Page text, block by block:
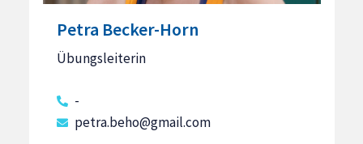
Petra Becker-Horn
Übungsleiterin
-
petra.beho@gmail.com